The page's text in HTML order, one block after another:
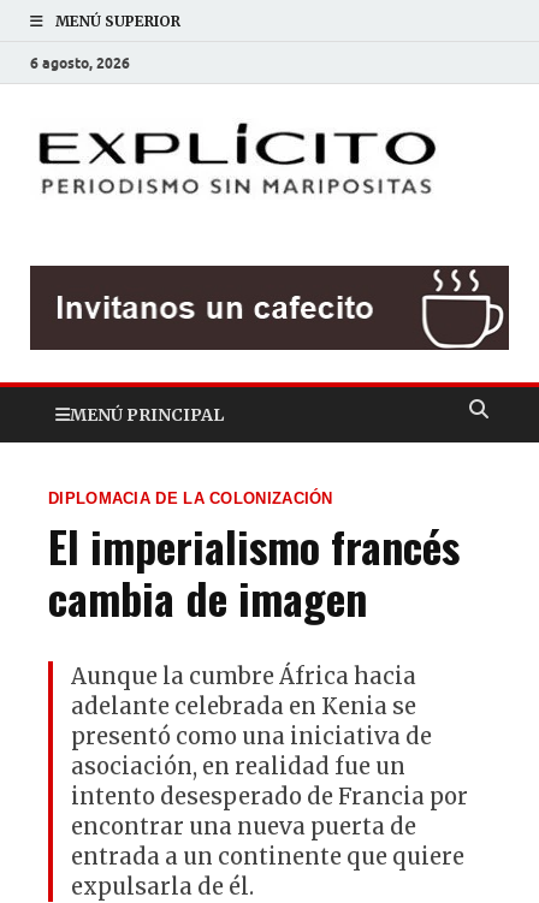
MENÚ SUPERIOR
6 agosto, 2026
MENÚ PRINCIPAL
DIPLOMACIA DE LA COLONIZACIÓN
El imperialismo francés
cambia de imagen
Aunque la cumbre África hacia
adelante celebrada en Kenia se
presentó como una iniciativa de
asociación, en realidad fue un
intento desesperado de Francia por
encontrar una nueva puerta de
entrada a un continente que quiere
expulsarla de él.